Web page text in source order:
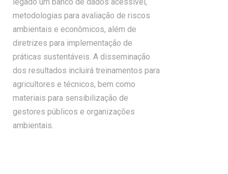
metodologias para avaliação de riscos
ambientais e econômicos, além de
diretrizes para implementação de
práticas sustentáveis. A disseminação
dos resultados incluirá treinamentos para
agricultores e técnicos, bem como
materiais para sensibilização de
gestores públicos e organizações
ambientais.